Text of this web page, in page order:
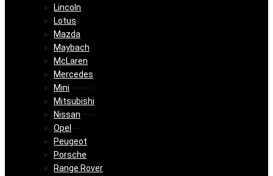
Lincoln
Lotus
Mazda
Maybach
McLaren
Mercedes
Mini
Mitsubishi
Nissan
Opel
Peugeot
Porsche
Range Rover